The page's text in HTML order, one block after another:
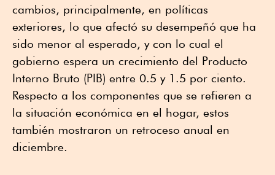
cambios, principalmente, en políticas
exteriores, lo que afectó su desempeñó que ha
sido menor al esperado, y con lo cual el
gobierno espera un crecimiento del Producto
Interno Bruto (PIB) entre 0.5 y 1.5 por ciento.
Respecto a los componentes que se refieren a
la situación económica en el hogar, estos
también mostraron un retroceso anual en
diciembre.